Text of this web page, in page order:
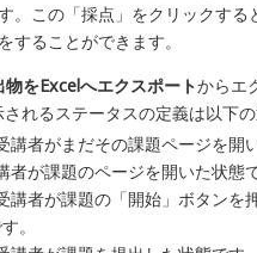
。この「採点」をクリックする
することができます。
物をExcelへエクスポートからエ
れるステータスの定義は以下の
講者がまだその課題ページを開
者が課題のページを開いた状態で
講者が課題の「開始」ボタンを
。